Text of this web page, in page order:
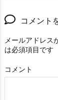
コメント
メールアドレス
は必須項目です
コメント